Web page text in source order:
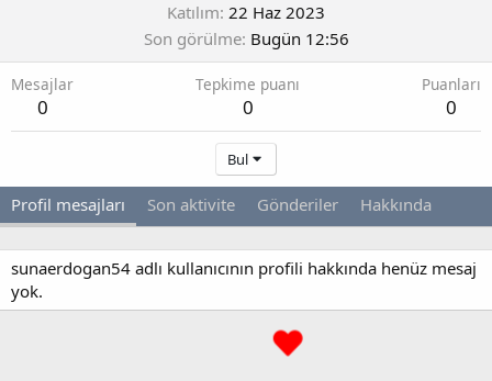
Katılım 22 Haz 2023
Son görülme Bugün 12:56
Mesajlar
0
Tepkime puanı
0
Puanları
0
Bul
Profil mesajları Son aktivite Gönderiler Hakkında
sunaerdogan54 adlı kullanıcının profili hakkında henüz mesaj
yok.